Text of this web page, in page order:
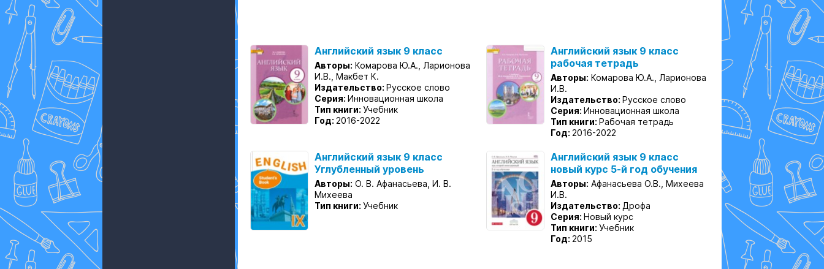
Английский язык 9 класс
Авторы: Комарова Ю.А., Ларионова
И.В., Макбет К.
Издательство: Русское слово
Серия: Инновационная школа
Тип книги: Учебник
Год: 2016-2022
Английский язык 9 класс
рабочая тетрадь
Авторы: Комарова Ю.А., Ларионова
И.В.
Издательство: Русское слово
Серия: Инновационная школа
Тип книги: Рабочая тетрадь
Год: 2016-2022
Английский язык 9 класс
Углубленный уровень
Авторы: О. В. Афанасьева, И. В.
Михеева
Тип книги: Учебник
Английский язык 9 класс
новый курс 5-й год обучения
Авторы: Афанасьева О.В., Михеева
И.В.
Издательство: Дрофа
Серия: Новый курс
Тип книги: Учебник
Год: 2015